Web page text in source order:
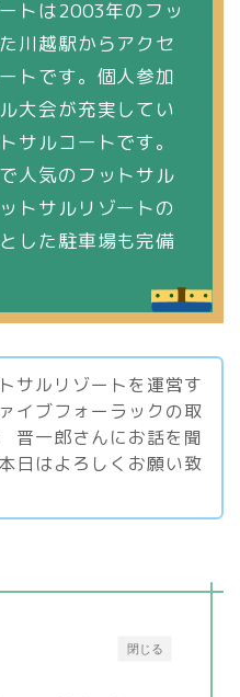
トは2003年のフッ
川越駅からアクセ
トです。個人参加
大会が充実してい
サルコートです。
人気のフットサル
トサルリゾートの
した駐車場も完備
サルリゾートを運営す
イブフォーラックの取
晋一郎さんにお話を聞
日はよろしくお願い致
閉じる